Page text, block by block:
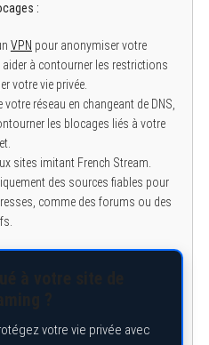
:
VPN pour anonymiser votre
à contourner les restrictions
votre vie privée.
réseau en changeant de DNS,
les blocages liés à votre
sites imitant French Stream.
des sources fiables pour
comme des forums ou des
votre vie privée avec